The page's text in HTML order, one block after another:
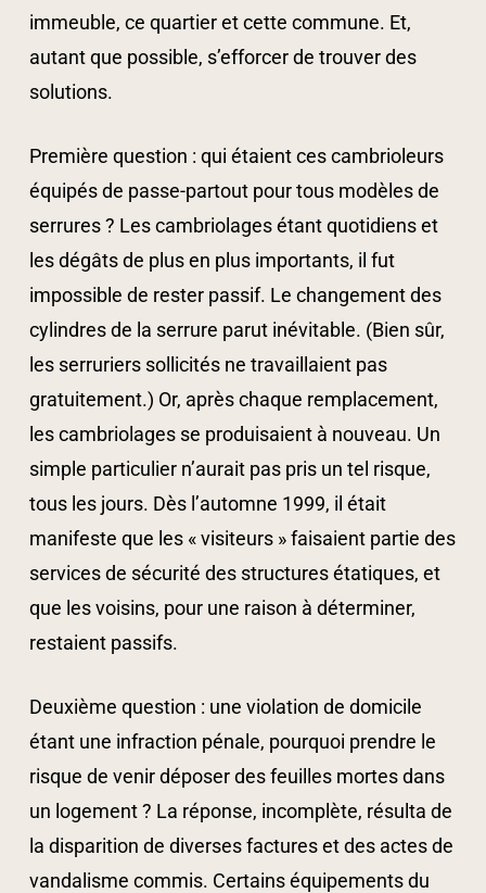
immeuble, ce quartier et cette commune. Et,
autant que possible, s’efforcer de trouver des
solutions.
Première question : qui étaient ces cambrioleurs
équipés de passe-partout pour tous modèles de
serrures ? Les cambriolages étant quotidiens et
les dégâts de plus en plus importants, il fut
impossible de rester passif. Le changement des
cylindres de la serrure parut inévitable. (Bien sûr,
les serruriers sollicités ne travaillaient pas
gratuitement.) Or, après chaque remplacement,
les cambriolages se produisaient à nouveau. Un
simple particulier n’aurait pas pris un tel risque,
tous les jours. Dès l’automne 1999, il était
manifeste que les « visiteurs » faisaient partie des
services de sécurité des structures étatiques, et
que les voisins, pour une raison à déterminer,
restaient passifs.
Deuxième question : une violation de domicile
étant une infraction pénale, pourquoi prendre le
risque de venir déposer des feuilles mortes dans
un logement ? La réponse, incomplète, résulta de
la disparition de diverses factures et des actes de
vandalisme commis. Certains équipements du